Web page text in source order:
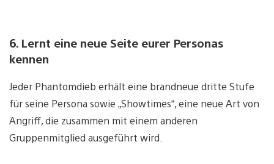
6. Lernt eine neue Seite eurer Personas
kennen
Jeder Phantomdieb erhält eine brandneue dritte Stufe
für seine Persona sowie „Showtimes“, eine neue Art von
Angriff, die zusammen mit einem anderen
Gruppenmitglied ausgeführt wird.